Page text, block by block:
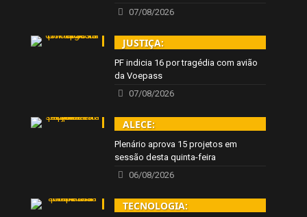
07/08/2026
JUSTIÇA:
PF indicia 16 por tragédia com avião
da Voepass
07/08/2026
ALECE:
Plenário aprova 15 projetos em
sessão desta quinta-feira
06/08/2026
TECNOLOGIA: